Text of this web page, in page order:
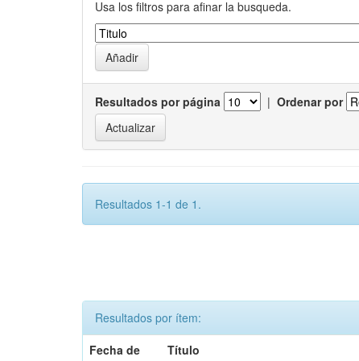
Usa los filtros para afinar la busqueda.
Resultados por página | Ordenar por
Resultados 1-1 de 1.
Resultados por ítem:
Fecha de
Título